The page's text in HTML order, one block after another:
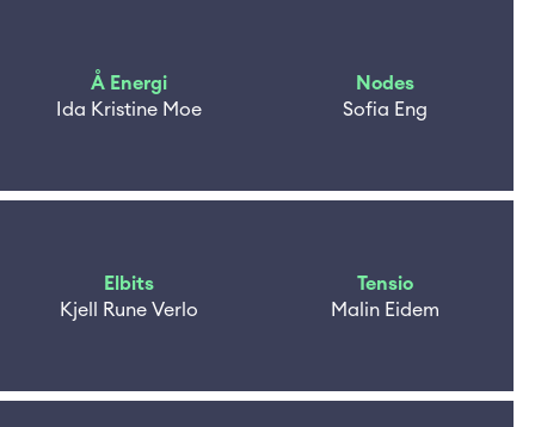
Å Energi
Ida Kristine Moe
Nodes
Sofia Eng
Elbits
Kjell Rune Verlo
Tensio
Malin Eidem